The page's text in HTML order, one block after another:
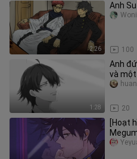
2:26
Anh
100
1:28
Anh
và
20
[Hoạt